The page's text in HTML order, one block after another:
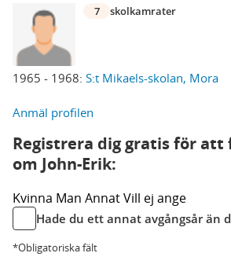
1965 - 1968: S:t Mikaels-skolan, Mora
7 skolkamrater
Anmäl profilen
Registrera dig gratis för att
om John-Erik:
Kvinna Man AnnatVill ej ange
Hade du ett annat avgångsår än
*Obligatoriska fält